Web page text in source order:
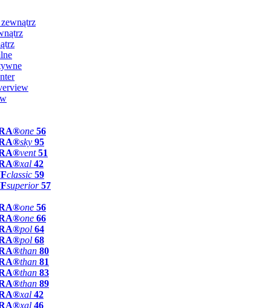
one 56
sky 95
vent 51
xal 42
classic 59
superior 57
one 56
one 66
pol 64
pol 68
than 80
than 81
than 83
than 89
xal 42
xal 46